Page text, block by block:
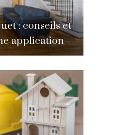
: conseils et
application